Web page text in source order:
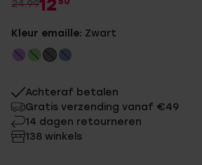
24.9912
Kleur emaille: Zwart
Achteraf betalen
Gratis verzending vanaf €49
14 dagen retourneren
138 winkels